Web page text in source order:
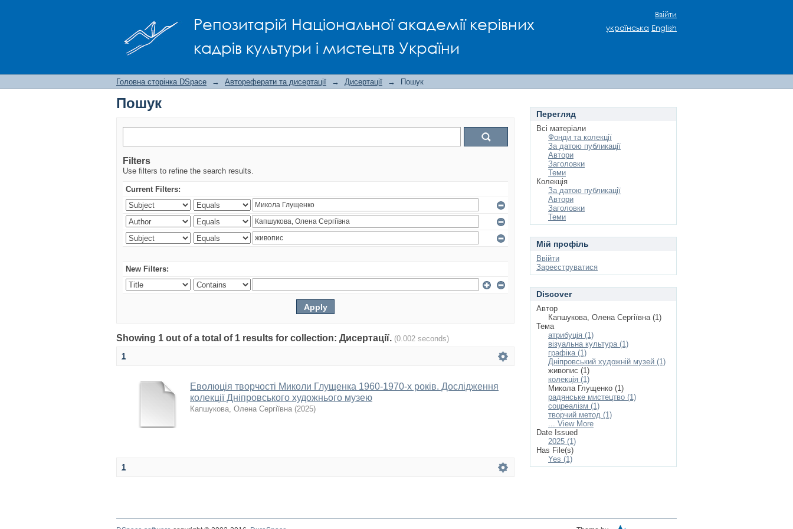
Репозитарій Національної академії керівних
кадрів культури і мистецтв України
Ввійти
українська English
Головна сторінка DSpace → Автореферати та дисертації → Дисертації → Пошук
Пошук
Filters
Use filters to refine the search results.
Current Filters:
New Filters:
Showing 1 out of a total of 1 results for collection: Дисертації. (0.002 seconds)
1
Еволюція творчості Миколи Глущенка 1960-1970-х років. Дослідження
колекції Дніпровського художнього музею
Капшукова, Олена Сергіївна (2025)
1
Перегляд
Всі матеріали
Фонди та колекції
За датою публикації
Автори
Заголовки
Теми
Колекція
За датою публикації
Автори
Заголовки
Теми
Мій профіль
Ввійти
Зареєструватися
Discover
Автор
Капшукова, Олена Сергіївна (1)
Тема
атрибуція (1)
візуальна культура (1)
графіка (1)
Дніпровський художній музей (1)
живопис (1)
колекція (1)
Микола Глущенко (1)
радянське мистецтво (1)
соцреалізм (1)
творчий метод (1)
... View More
Date Issued
2025 (1)
Has File(s)
Yes (1)